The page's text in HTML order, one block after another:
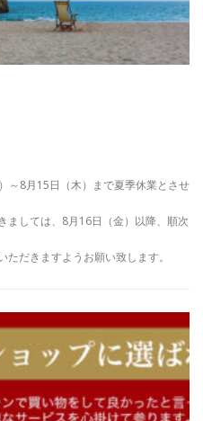
～8月15日（木）まで夏季休業とさせ
ましては、8月16日（金）以降、順次
だきますようお願い致します。